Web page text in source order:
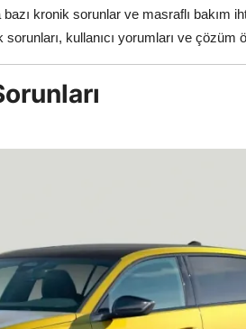
kronik sorunlar ve masraflı bakım
kullanıcı yorumları ve çözüm